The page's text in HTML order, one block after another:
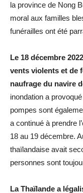
la province de Nong
moral aux familles
funérailles ont été
Le 18 décembre
vents violents et de
naufrage du navire
inondation a
pompes sont
a continué à prendre
18 au 19 décembre.
thaïlandaise avait
personnes sont
La Thaïlande a